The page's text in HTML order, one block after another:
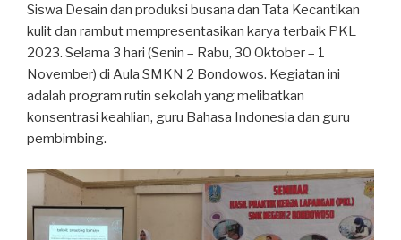
Siswa Desain dan produksi busana dan Tata Kecantikan
kulit dan rambut mempresentasikan karya terbaik PKL
2023. Selama 3 hari (Senin – Rabu, 30 Oktober – 1
November) di Aula SMKN 2 Bondowos. Kegiatan ini
adalah program rutin sekolah yang melibatkan
konsentrasi keahlian, guru Bahasa Indonesia dan guru
pembimbing.